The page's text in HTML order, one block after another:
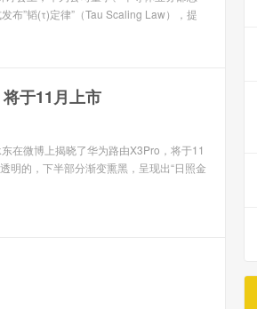
布”韬(τ)定律”（Tau Scaling Law），提
于11月上市
在微博上揭晓了华为路由X3Pro，将于11
明的，下半部分渐变熏黑，呈现出“日照金